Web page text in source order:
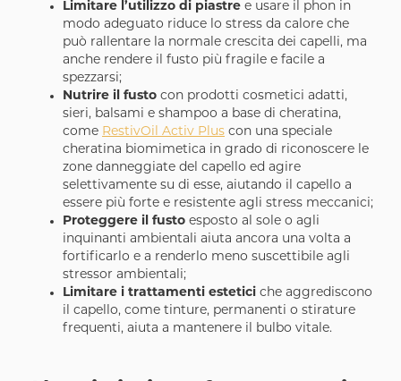
Limitare l’utilizzo di piastre e usare il phon in
modo adeguato riduce lo stress da calore che
può rallentare la normale crescita dei capelli, ma
anche rendere il fusto più fragile e facile a
spezzarsi;
Nutrire il fusto con prodotti cosmetici adatti,
sieri, balsami e shampoo a base di cheratina,
come RestivOil Activ Plus con una speciale
cheratina biomimetica in grado di riconoscere le
zone danneggiate del capello ed agire
selettivamente su di esse, aiutando il capello a
essere più forte e resistente agli stress meccanici;
Proteggere il fusto esposto al sole o agli
inquinanti ambientali aiuta ancora una volta a
fortificarlo e a renderlo meno suscettibile agli
stressor ambientali;
Limitare i trattamenti estetici che aggrediscono
il capello, come tinture, permanenti o stirature
frequenti, aiuta a mantenere il bulbo vitale.